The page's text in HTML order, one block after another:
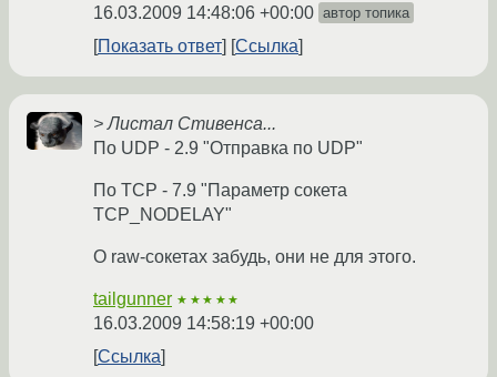
16.03.2009 14:48:06 +00:00 автор топика
Показать ответ Ссылка
> Листал Стивенса...
По UDP - 2.9 "Отправка по UDP"
По TCP - 7.9 "Параметр сокета
TCP_NODELAY"
О raw-сокетах забудь, они не для этого.
tailgunner ★★★★★
16.03.2009 14:58:19 +00:00
Ссылка